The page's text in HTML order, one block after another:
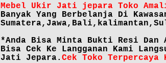
Mebel Ukir Jati jepara Toko
Banyak Yang Berbelanja Di
*Anda Bisa Minta Bukti Resi Dan
Bisa Cek Ke Langganan Kami
Jati Jepara. Cek Toko